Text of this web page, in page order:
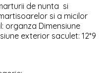
de nunta si
si a micilor
organza Dimensiune
exterior saculet: 12*9